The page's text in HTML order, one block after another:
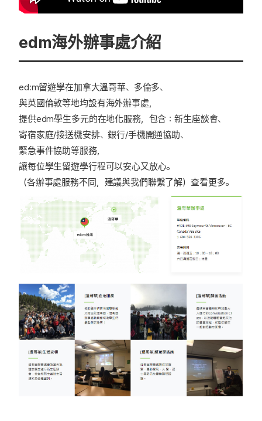
edm海外辦事處介紹
ed:m留遊學在加拿大溫哥華、多倫多、
與英國倫敦等地均設有海外辦事處，
提供edm學生多元的在地化服務，包含：新生座談會、
寄宿家庭/接送機安排、銀行/手機開通協助、
緊急事件協助等服務，
讓每位學生留遊學行程可以安心又放心。
（各辦事處服務不同，建議與我們聯繫了解）查看更多。